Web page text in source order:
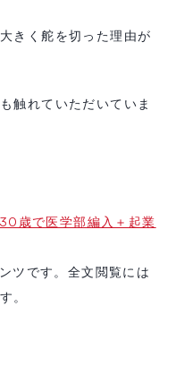
きく舵を切った理由が
触れていただいていま
歳で医学部編入＋起業
ツです。全文閲覧には
。